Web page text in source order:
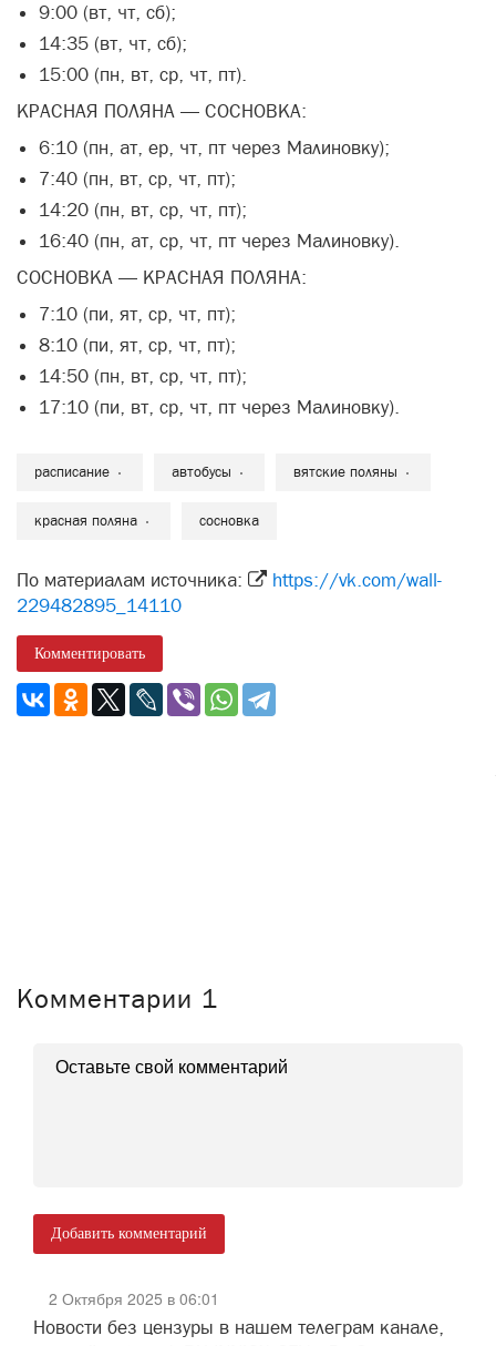
9:00 (вт, чт, сб);
14:35 (вт, чт, сб);
15:00 (пн, вт, ср, чт, пт).
КРАСНАЯ ПОЛЯНА — СОСНОВКА:
6:10 (пн, ат, ер, чт, пт через Малиновку);
7:40 (пн, вт, ср, чт, пт);
14:20 (пн, вт, ср, чт, пт);
16:40 (пн, ат, ср, чт, пт через Малиновку).
СОСНОВКА — КРАСНАЯ ПОЛЯНА:
7:10 (пи, ят, ср, чт, пт);
8:10 (пи, ят, ср, чт, пт);
14:50 (пн, вт, ср, чт, пт);
17:10 (пи, вт, ср, чт, пт через Малиновку).
расписание автобусы вятские поляны
красная поляна сосновка
По материалам источника:
https://vk.com/wall-
229482895_14110
Комментировать
Комментарии 1
Добавить комментарий
2 Октября 2025 в 06:01
Новости без цензуры в нашем телеграм канале,